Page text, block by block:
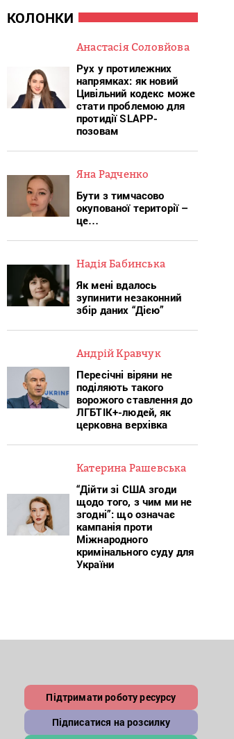
КОЛОНКИ
Анастасія Соловйова
Рух у протилежних
напрямках: як новий
Цивільний кодекс може
стати проблемою для
протидії SLAPP-
позовам
Яна Радченко
Бути з тимчасово
окупованої території –
це…
Надія Бабинська
Як мені вдалось
зупинити незаконний
збір даних “Дією”
Андрій Кравчук
Пересічні віряни не
поділяють такого
ворожого ставлення до
ЛГБТІК+-людей, як
церковна верхівка
Катерина Рашевська
“Дійти зі США згоди
щодо того, з чим ми не
згодні”: що означає
кампанія проти
Міжнародного
кримінального суду для
України
Підтримати роботу ресурсу
Підписатися на розсилку